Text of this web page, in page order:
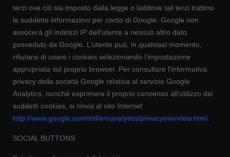
terzi ove ciò sia imposto dalla legge o laddove tali terzi trattino
le suddette informazioni per conto di Google. Google non
assocerà gli indirizzi IP dell’utente a nessun altro dato
posseduto da Google. L’utente può, in qualsiasi momento,
rifiutarsi di usare i cookies selezionando l’impostazione
appropriata sul proprio browser. Per consultare l'informativa
privacy della società Google relativa al servizio Google
Analytics, nonché esprimere il proprio consenso all’utilizzo dei
suddetti cookies, si rinvia al sito Internet
http://www.google.com/intl/en/analytics/privacyoverview.html
SOCIAL BUTTONS